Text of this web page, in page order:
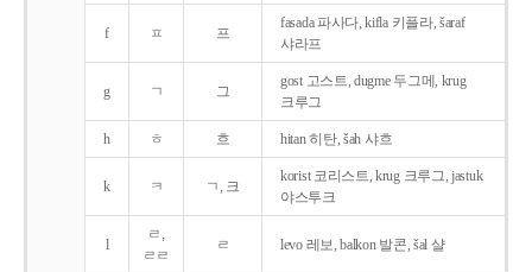
f ㅍ 프
fasada 파사다, kifla 키플라, šaraf
샤라프
g ㄱ 그
gost 고스트, dugme 두그메, krug
크루그
h ㅎ 흐 hitan 히탄, šah 샤흐
k ㅋ ㄱ, 크
korist 코리스트, krug 크루그, jastuk
야스투크
l
ㄹ,
ㄹㄹ
ㄹ levo 레보, balkon 발콘, šal 샬